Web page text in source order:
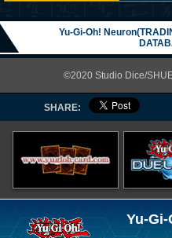
Yu-Gi-Oh!
©2020 Studio Dice/
SHARE:
Yu-